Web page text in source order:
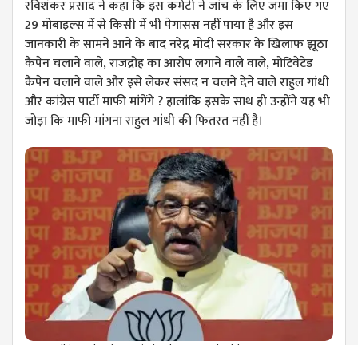
रविशंकर प्रसाद ने कहा कि इस कमेटी ने जांच के लिए जमा किए गए
29 मोबाइल्स में से किसी में भी पेगासस नहीं पाया है और इस
जानकारी के सामने आने के बाद नरेंद्र मोदी सरकार के खिलाफ झूठा
कैंपेन चलाने वाले, राजद्रोह का आरोप लगाने वाले वाले, मोटिवेटेड
कैंपेन चलाने वाले और इसे लेकर संसद न चलने देने वाले राहुल गांधी
और कांग्रेस पार्टी माफी मांगेंगे ? हालांकि इसके साथ ही उन्होंने यह भी
जोड़ा कि माफी मांगना राहुल गांधी की फितरत नहीं है।